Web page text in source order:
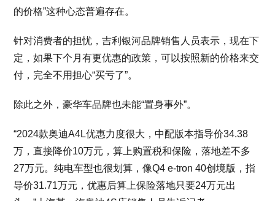
的价格”这种心态普遍存在。
针对消费者的担忧，吉利银河品牌销售人员表示，现在下
定，如果下个月有更优惠的政策，可以按照新的价格来交
付，完全不用担心“买亏了”。
除此之外，豪华车品牌也未能“置身事外”。
“2024款奥迪A4L优惠力度很大，中配版本指导价34.38
万，直接降价10万元，算上购置税和保险，落地差不多
27万元。纯电车型也很划算，像Q4 e-tron 40创境版，指
导价31.71万元，优惠后算上保险落地只要24万元出